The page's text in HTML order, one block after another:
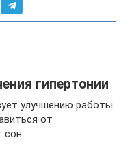
гипертонии
улучшению работы
от
сон.